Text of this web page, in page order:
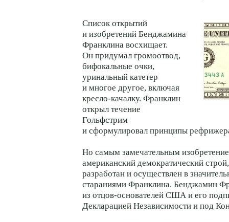
Список открытий
и изобретений Бенджамина
Франклина восхищает.
Он придумал громоотвод,
бифокальные очки,
уринальный катетер
и многое другое, включая
кресло-качалку. Франклин
открыл течение
Гольфстрим
и сформулировал принципы
Но самым замечательным
американский демократический
разработан и осуществлен в
стараниями Франклина. Бенджамин
из отцов-основателей США и его
Декларацией Независимости и под